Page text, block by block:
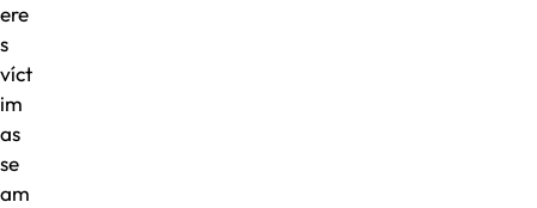
ere
s
víct
im
as
se
am